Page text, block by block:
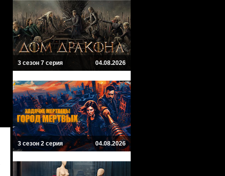
3 сезон 7 серия 04.08.2026
3 сезон 2 серия 04.08.2026